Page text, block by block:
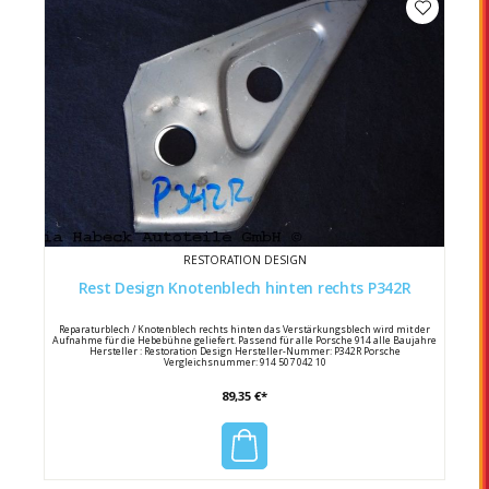
RESTORATION DESIGN
Rest Design Knotenblech hinten rechts P342R
Reparaturblech / Knotenblech rechts hinten das Verstärkungsblech wird mit der
Aufnahme für die Hebebühne geliefert. Passend für alle Porsche 914 alle Baujahre
Hersteller : Restoration Design Hersteller-Nummer: P342R Porsche
Vergleichsnummer: 914 507 042 10
89,35 €*